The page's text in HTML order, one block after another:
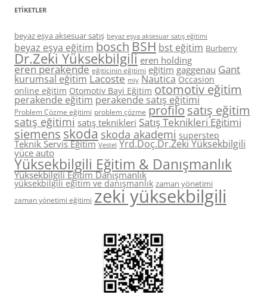
ETIKETLER
beyaz eşya aksesuar satış beyaz eşya aksesuar satış eğitimi
beyaz eşya eğitim boschBSH bst eğitim Burberry
Dr.Zeki Yüksekbilgili eren holding
eren perakende eğiticinin eğitimi eğitim gaggenau Gant
kurumsal eğitim Lacoste miy Nautica Occasion
online eğitim Otomotiv Bayi Eğitim otomotiv eğitim
perakende eğitim perakende satış eğitimi
Problem Çözme eğitimi problem çözme profilo satış eğitim
satış eğitimi satış teknikleri Satış Teknikleri Eğitimi
siemens skoda skoda akademi superstep
Teknik Servis Eğitim Vestel Yrd.Doç.Dr.Zeki Yüksekbilgili
yüce auto
Yüksekbilgili Eğitim & Danışmanlık
Yüksekbilgili Eğitim Danışmanlık
yüksekbilgili eğitim ve danışmanlık zaman yönetimi
zaman yönetimi eğitimi zeki yüksekbilgili